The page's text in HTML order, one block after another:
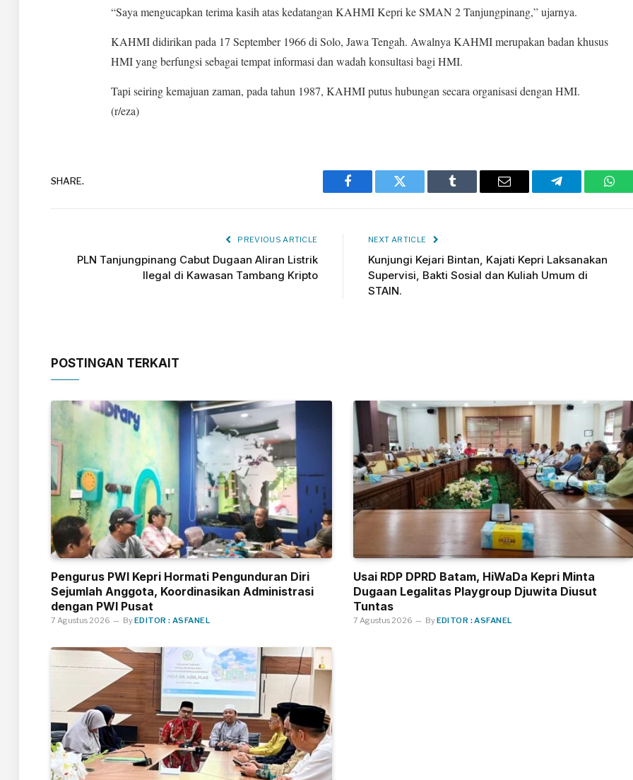
“Saya mengucapkan terima kasih atas kedatangan KAHMI Kepri ke SMAN 2 Tanjungpinang,” ujarnya.
KAHMI didirikan pada 17 September 1966 di Solo, Jawa Tengah. Awalnya KAHMI merupakan badan khusus
HMI yang berfungsi sebagai tempat informasi dan wadah konsultasi bagi HMI.
Tapi seiring kemajuan zaman, pada tahun 1987, KAHMI putus hubungan secara organisasi dengan HMI.
(r/eza)
SHARE.
Facebook Twitter Tumblr Email Telegram
PREVIOUS ARTICLE
PLN Tanjungpinang Cabut Dugaan Aliran Listrik
Ilegal di Kawasan Tambang Kripto
NEXT ARTICLE
Kunjungi Kejari Bintan, Kajati Kepri Laksanakan
Supervisi, Bakti Sosial dan Kuliah Umum di
STAIN.
POSTINGAN TERKAIT
Pengurus PWI Kepri Hormati Pengunduran Diri
Sejumlah Anggota, Koordinasikan Administrasi
dengan PWI Pusat
7 Agustus 2026 ByEDITOR : ASFANEL
Usai RDP DPRD Batam, HiWaDa Kepri Minta
Dugaan Legalitas Playgroup Djuwita Diusut
Tuntas
7 Agustus 2026 ByEDITOR : ASFANEL